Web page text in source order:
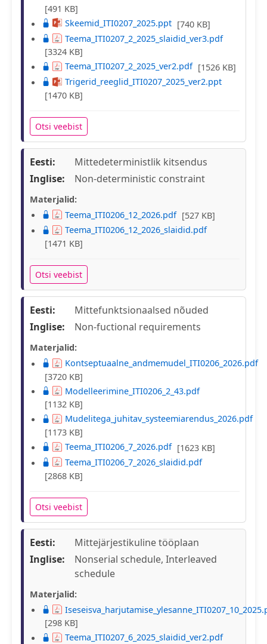
[491 KB]
Skeemid_ITI0207_2025.ppt [740 KB]
Teema_ITI0207_2_2025_slaidid_ver3.pdf
[3324 KB]
Teema_ITI0207_2_2025_ver2.pdf [1526 KB]
Trigerid_reeglid_ITI0207_2025_ver2.ppt
[1470 KB]
Otsi veebist
Eesti:
Mittedeterministlik kitsendus
Inglise:
Non-deterministic constraint
Materjalid:
Teema_ITI0206_12_2026.pdf [527 KB]
Teema_ITI0206_12_2026_slaidid.pdf
[1471 KB]
Otsi veebist
Eesti:
Mittefunktsionaalsed nõuded
Inglise:
Non-fuctional requirements
Materjalid:
Kontseptuaalne_andmemudel_ITI0206_2026.pdf
[3720 KB]
Modelleerimine_ITI0206_2_43.pdf
[1132 KB]
Mudelitega_juhitav_systeemiarendus_2026.pdf
[1173 KB]
Teema_ITI0206_7_2026.pdf [1623 KB]
Teema_ITI0206_7_2026_slaidid.pdf
[2868 KB]
Otsi veebist
Eesti:
Mittejärjestikuline tööplaan
Inglise:
Nonserial schedule, Interleaved
schedule
Materjalid:
[298 KB]
Teema_ITI0207_6_2025_slaidid_ver2.pdf